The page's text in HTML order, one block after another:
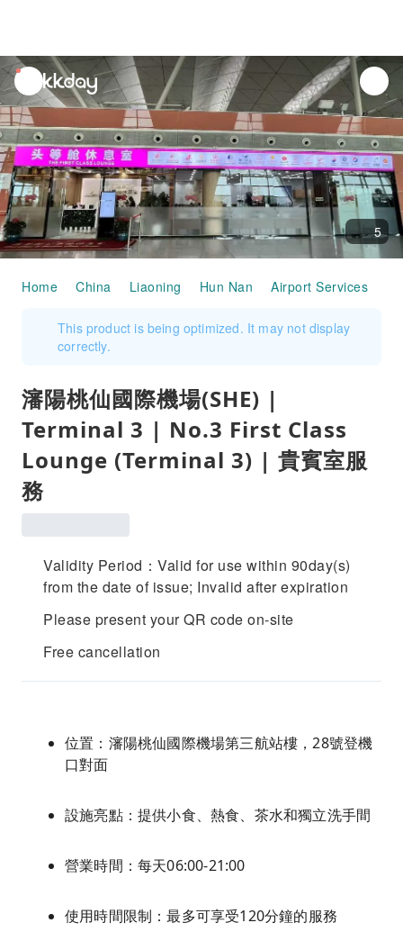
unread
notifications
5
Home China Liaoning Hun Nan Airport Services
This product is being optimized. It may not display
correctly.
瀋陽桃仙國際機場(SHE) |
Terminal 3 | No.3 First Class
Lounge (Terminal 3) | 貴賓室服
務
Validity Period：Valid for use within 90day(s)
from the date of issue; Invalid after expiration
Please present your QR code on-site
Free cancellation
位置：瀋陽桃仙國際機場第三航站樓，28號登機
口對面
設施亮點：提供小食、熱食、茶水和獨立洗手間
營業時間：每天06:00-21:00
使用時間限制：最多可享受120分鐘的服務